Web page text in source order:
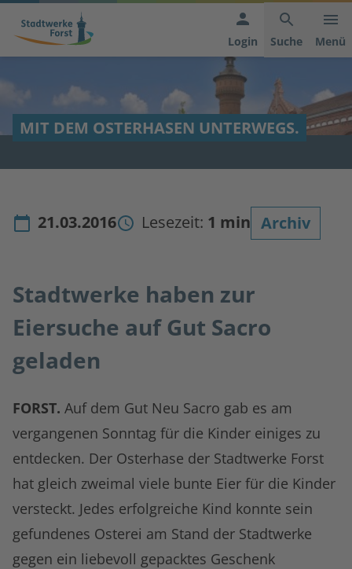
Hauptnavigation
anspringen
Inhaltsbereich
der
anspringen
Footer
anspringen
Login Suche Menü
MIT DEM OSTERHASEN UNTERWEGS.
21.03.2016 Lesezeit: 1 min Archiv
Stadtwerke haben zur
Eiersuche auf Gut Sacro
geladen
FORST. Auf dem Gut Neu Sacro gab es am
vergangenen Sonntag für die Kinder einiges zu
entdecken. Der Osterhase der Stadtwerke Forst
hat gleich zweimal viele bunte Eier für die Kinder
versteckt. Jedes erfolgreiche Kind konnte sein
gefundenes Osterei am Stand der Stadtwerke
gegen ein liebevoll gepacktes Geschenk